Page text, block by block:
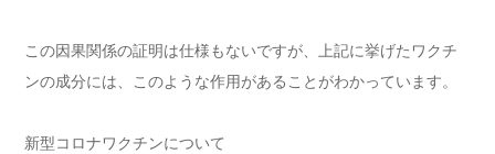
この因果関係の証明は仕様もないですが、上記に挙げたワクチ
ンの成分には、このような作用があることがわかっています。
新型コロナワクチンについて